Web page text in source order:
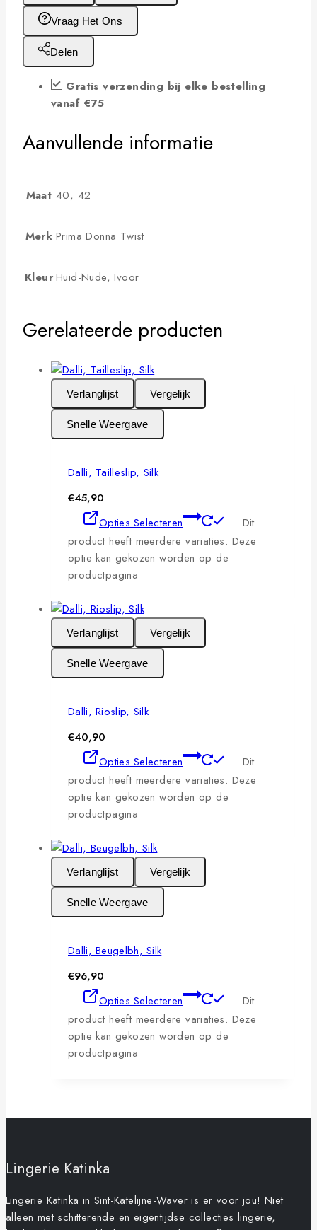
Vraag Het Ons
Delen
Gratis verzending bij elke bestelling
vanaf €75
Aanvullende informatie
Maat 40, 42
Merk Prima Donna Twist
KleurHuid-Nude, Ivoor
Gerelateerde producten
Verlanglijst Vergelijk
Snelle Weergave
Dalli, Tailleslip, Silk
€45,90
Opties Selecteren
Dit
product heeft meerdere variaties. Deze
optie kan gekozen worden op de
productpagina
Verlanglijst Vergelijk
Snelle Weergave
Dalli, Rioslip, Silk
€40,90
Opties Selecteren
Dit
product heeft meerdere variaties. Deze
optie kan gekozen worden op de
productpagina
Verlanglijst Vergelijk
Snelle Weergave
Dalli, Beugelbh, Silk
€96,90
Opties Selecteren
Dit
product heeft meerdere variaties. Deze
optie kan gekozen worden op de
productpagina
Lingerie Katinka
Lingerie Katinka in Sint-Katelijne-Waver is er voor jou! Niet
alleen met schitterende en eigentijdse collecties lingerie,